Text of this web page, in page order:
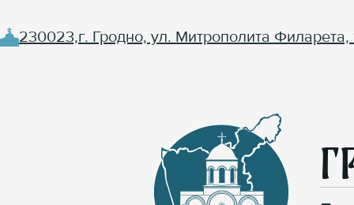
230023,г. Гродно, ул. Митрополита Филарета,